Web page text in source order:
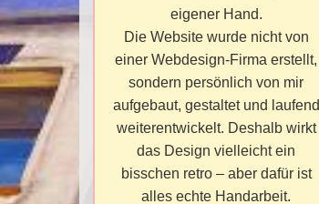
eigener Hand.
Die Website wurde nicht von
einer Webdesign-Firma erstellt,
sondern persönlich von mir
aufgebaut, gestaltet und laufend
weiterentwickelt. Deshalb wirkt
das Design vielleicht ein
bisschen retro – aber dafür ist
alles echte Handarbeit.